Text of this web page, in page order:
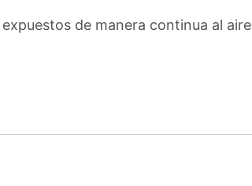
de manera continua al aire